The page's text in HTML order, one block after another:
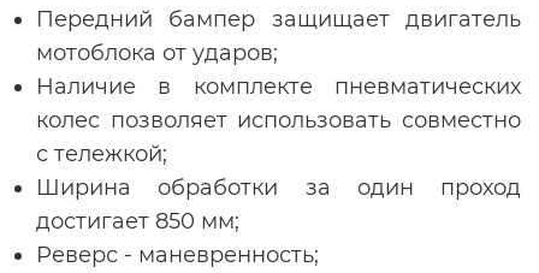
Передний бампер защищает двигатель
мотоблока от ударов;
Наличие в комплекте пневматических
колес позволяет использовать совместно
с тележкой;
Ширина обработки за один проход
достигает 850 мм;
Реверс - маневренность;